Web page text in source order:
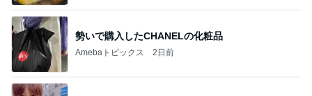
勢いで購入したCHANELの化粧品
Amebaトピックス 2日前